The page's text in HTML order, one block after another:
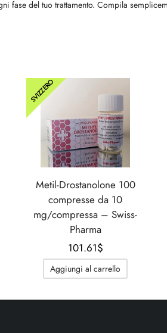
fase del tuo trattamento. Compila
SVIZZERO
Metil-Drostanolone 100
compresse da 10
mg/compressa – Swiss-
Pharma
101.61$
Aggiungi al carrello